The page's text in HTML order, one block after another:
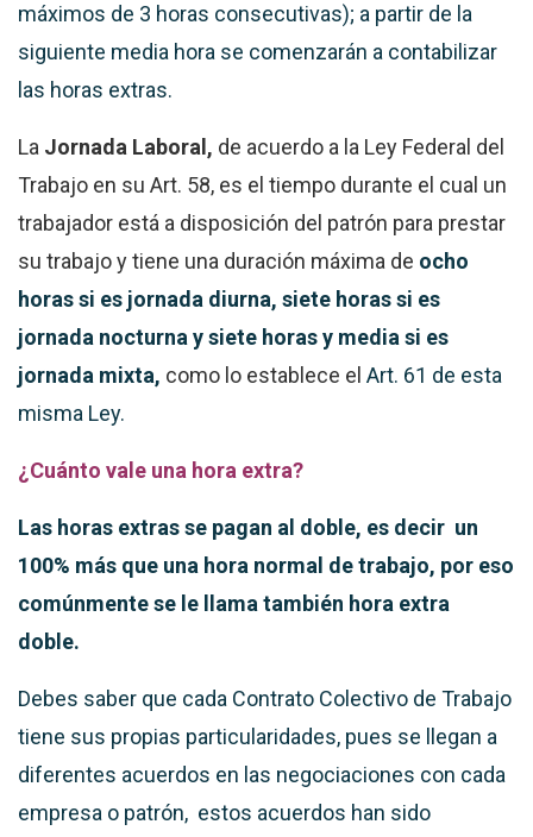
máximos de 3 horas consecutivas); a partir de la
siguiente media hora se comenzarán a contabilizar
las horas extras.
La Jornada Laboral, de acuerdo a la Ley Federal del
Trabajo en su Art. 58, es el tiempo durante el cual un
trabajador está a disposición del patrón para prestar
su trabajo ytiene una duración máxima de ocho
horas si es jornada diurna, siete horas si es
jornada nocturna y siete horas y media si es
jornada mixta, como lo establece el Art. 61 de esta
misma Ley.
¿Cuánto vale una hora extra?
Las horas extras se pagan al doble, es decir un
100% más que una hora normal de trabajo, por eso
comúnmente se le llama también hora extra
doble.
Debes saber que cada Contrato Colectivo de Trabajo
tiene sus propias particularidades, pues se llegan a
diferentes acuerdos en las negociaciones con cada
empresa o patrón, estos acuerdos han sido